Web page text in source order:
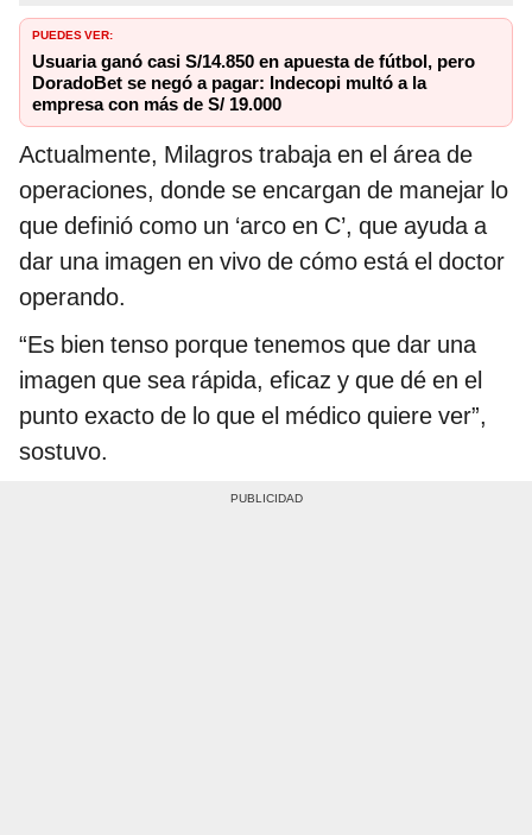
PUEDES VER:
Usuaria ganó casi S/14.850 en apuesta de fútbol, pero
DoradoBet se negó a pagar: Indecopi multó a la
empresa con más de S/ 19.000
Actualmente, Milagros trabaja en el área de
operaciones, donde se encargan de manejar lo
que definió como un ‘arco en C’, que ayuda a
dar una imagen en vivo de cómo está el doctor
operando.
“Es bien tenso porque tenemos que dar una
imagen que sea rápida, eficaz y que dé en el
punto exacto de lo que el médico quiere ver”,
sostuvo.